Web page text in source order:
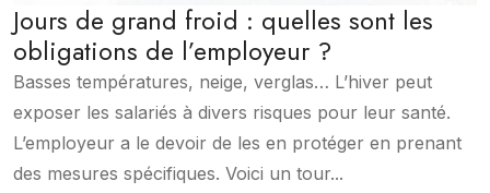
Jours de grand froid : quelles sont les
obligations de l’employeur ?
Basses températures, neige, verglas… L’hiver peut
exposer les salariés à divers risques pour leur santé.
L’employeur a le devoir de les en protéger en prenant
des mesures spécifiques. Voici un tour...